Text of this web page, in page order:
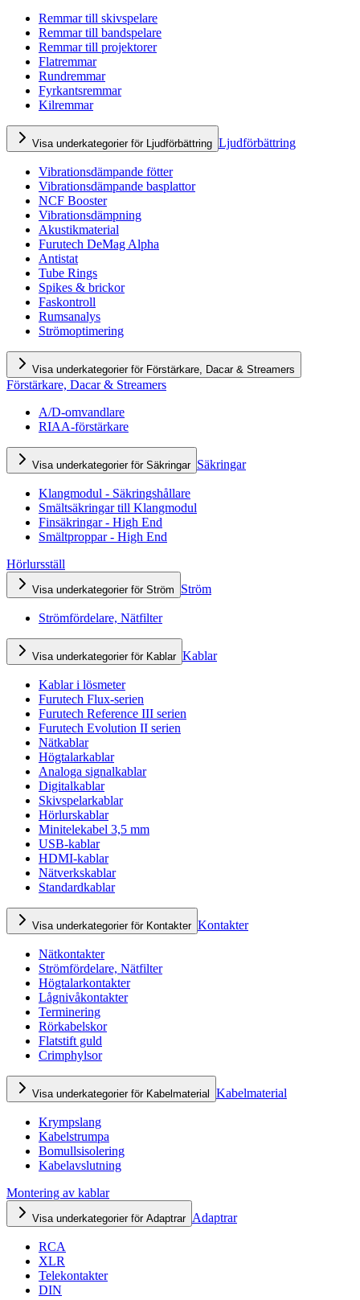
Remmar till skivspelare
Remmar till bandspelare
Remmar till projektorer
Flatremmar
Rundremmar
Fyrkantsremmar
Kilremmar
Visa underkategorier för Ljudförbättring Ljudförbättring
Vibrationsdämpande fötter
Vibrationsdämpande basplattor
NCF Booster
Vibrationsdämpning
Akustikmaterial
Furutech DeMag Alpha
Antistat
Tube Rings
Spikes & brickor
Faskontroll
Rumsanalys
Strömoptimering
Visa underkategorier för Förstärkare, Dacar & Streamers
Förstärkare, Dacar & Streamers
A/D-omvandlare
RIAA-förstärkare
Visa underkategorier för Säkringar Säkringar
Klangmodul - Säkringshållare
Smältsäkringar till Klangmodul
Finsäkringar - High End
Smältproppar - High End
Hörlursställ
Visa underkategorier för Ström Ström
Strömfördelare, Nätfilter
Visa underkategorier för Kablar Kablar
Kablar i lösmeter
Furutech Flux-serien
Furutech Reference III serien
Furutech Evolution II serien
Nätkablar
Högtalarkablar
Analoga signalkablar
Digitalkablar
Skivspelarkablar
Hörlurskablar
Minitelekabel 3,5 mm
USB-kablar
HDMI-kablar
Nätverkskablar
Standardkablar
Visa underkategorier för Kontakter Kontakter
Nätkontakter
Strömfördelare, Nätfilter
Högtalarkontakter
Lågnivåkontakter
Terminering
Rörkabelskor
Flatstift guld
Crimphylsor
Visa underkategorier för Kabelmaterial Kabelmaterial
Krympslang
Kabelstrumpa
Bomullsisolering
Kabelavslutning
Montering av kablar
Visa underkategorier för Adaptrar Adaptrar
RCA
XLR
Telekontakter
DIN